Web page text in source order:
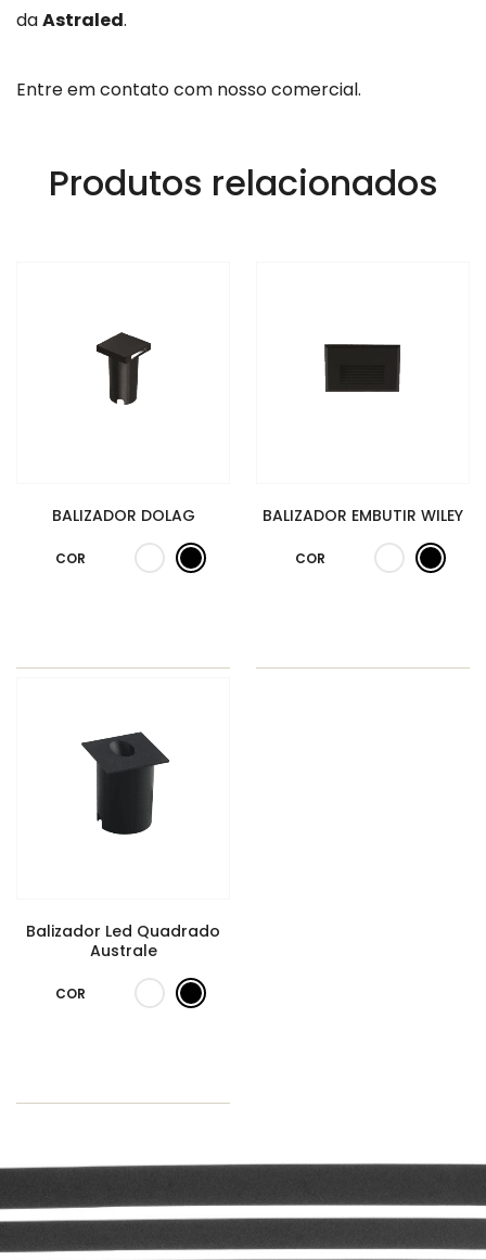
daAstraled.
Entre em contato com nosso comercial.
Produtos relacionados
BALIZADOR DOLAG
COR
BALIZADOR EMBUTIR WILEY
COR
Balizador Led Quadrado
Australe
COR